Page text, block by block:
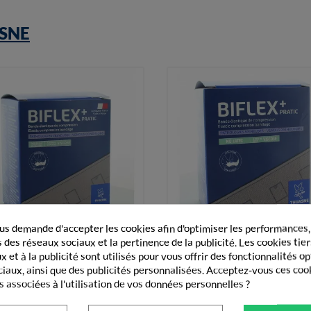
Biflex+ Pratic Bande
Elastique De...
27,90 €
 Vue rapide
Thuasne Biflex 16+ Pratic
Élastique De...
23,20 €
Vue rapide
demande d'accepter les cookies afin d'optimiser les
réseaux sociaux et la pertinence de la publicité. Les cookies
et à la publicité sont utilisés pour vous offrir des fonctionnalités
ainsi que des publicités personnalisées. Acceptez-vous ces
associées à l'utilisation de vos données personnelles ?